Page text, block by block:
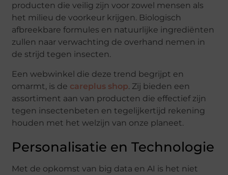
producten die veilig zijn voor zowel mensen als
het milieu de voorkeur krijgen. Biologisch
afbreekbare formules en natuurlijke ingrediënten
zullen naar verwachting de overhand nemen in
de strijd tegen insecten.
Een webwinkel die deze trend begrijpt en
omarmt, is de careplus shop. Zij bieden een
assortiment aan van producten die effectief zijn
tegen insectenbeten en tegelijkertijd rekening
houden met het welzijn van onze planeet.
Personalisatie en Technologie
Met de opkomst van big data en AI is het niet